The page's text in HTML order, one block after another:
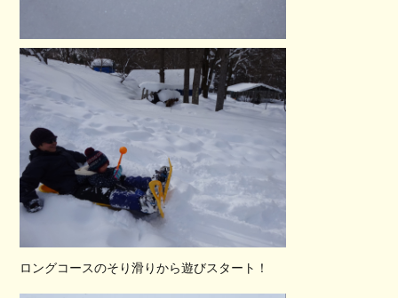
ロングコースのそり滑りから遊びスタート！